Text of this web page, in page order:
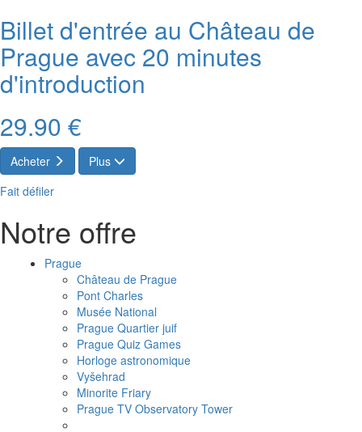
Billet d'entrée au Château de
Prague avec 20 minutes
d'introduction
29.90 €
Acheter
Plus
Fait défiler
Notre offre
Prague
Château de Prague
Pont Charles
Musée National
Prague Quartier juif
Prague Quiz Games
Horloge astronomique
Vyšehrad
Minorite Friary
Prague TV Observatory Tower